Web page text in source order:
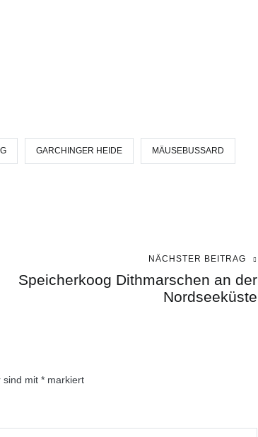
GARCHINGER HEIDE MÄUSEBUSSARD
NÄCHSTER BEITRAG
Speicherkoog Dithmarschen an der
Nordseeküste
sind mit * markiert